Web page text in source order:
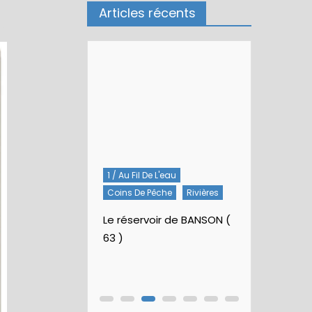
Articles récents
1 / Au Fil De L'eau
Coins De Pêche
Rivières
Le réservoir de BANSON (
63 )